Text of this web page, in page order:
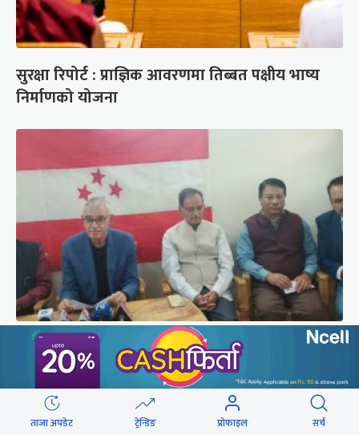
सुरक्षा रिपोर्ट : प्राज्ञिक आवरणमा तिब्बत पक्षीय भाष्य
निर्माणको योजना
कांग्रेस संस्थापन इतर समूहको राष्ट्रिय भेलालाई देउवाले
सम्बोधन गर्ने
छुटाउनुभयो कि ?
ताजा अपडेट ट्रेन्डिङ प्रोफाइल सर्च